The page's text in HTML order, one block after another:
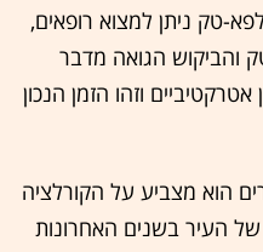
טק ניתן למצוא רופאים,
והביקוש הגואה מדבר
וזהו הזמן הנכון
הוא מצביע על הקורלציה
העיר בשנים האחרונות